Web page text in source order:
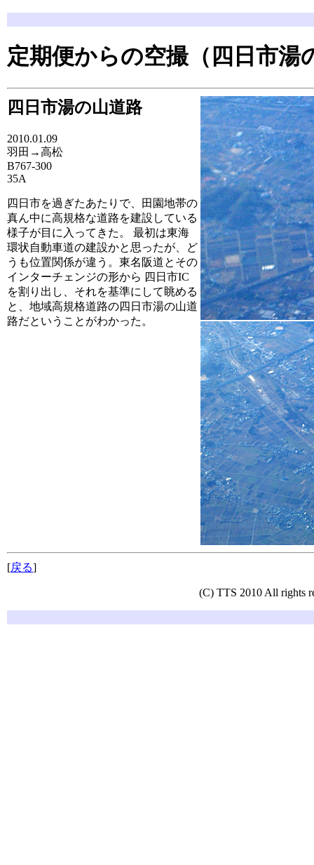
定期便からの空撮（四日市湯
四日市湯の山道路
2010.01.09
羽田→高松
B767-300
35A
四日市を過ぎたあたりで、田園地帯の
真ん中に高規格な道路を建設している
様子が目に入ってきた。 最初は東海
環状自動車道の建設かと思ったが、ど
うも位置関係が違う。東名阪道とその
インターチェンジの形から 四日市IC
を割り出し、それを基準にして眺める
と、地域高規格道路の四日市湯の山道
路だということがわかった。
[戻る]
(C) TTS 2010 All rights